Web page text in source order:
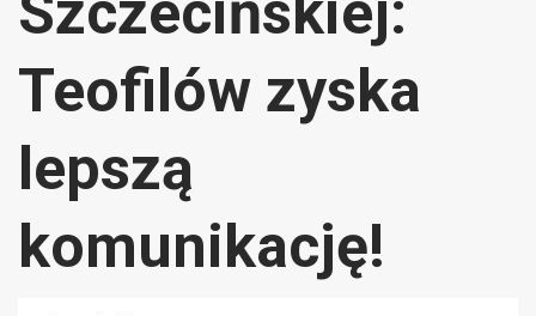
Teofilów zyska
lepszą
komunikację!